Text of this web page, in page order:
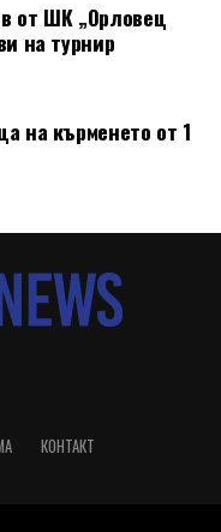
от ШК „Орловец
на турнир
на кърменето от 1
КОНТАКТ